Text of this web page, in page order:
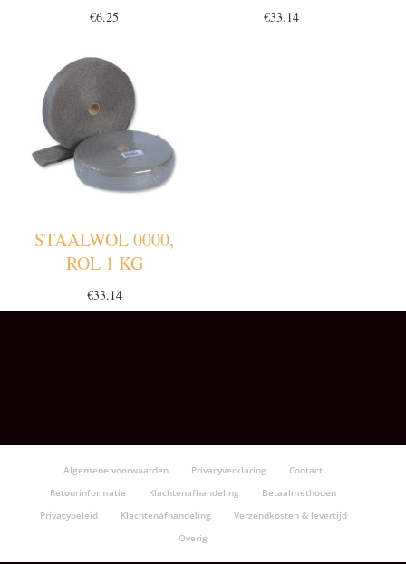
€6.25 €33.14
STAALWOL 0000,
ROL 1 KG
€33.14
Algemene voorwaarden Privacyverklaring
Contact
Retourinformatie
Klachtenafhandeling
Betaalmethoden
Privacybeleid
Klachtenafhandeling
Verzendkosten & levertijd
Overig